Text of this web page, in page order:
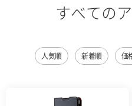
すべての
人気順 新着順 価